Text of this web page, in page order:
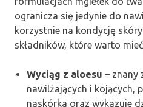
ogranicza się jedynie do
korzystnie na kondycję
składników, które warto
Wyciąg z aloesu – znany
nawilżających i kojących,
naskórka oraz wykazuje